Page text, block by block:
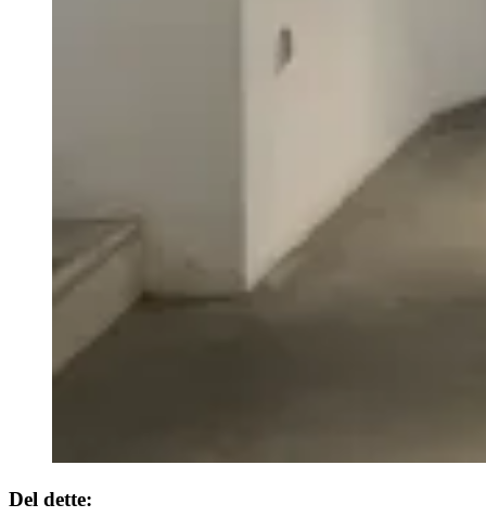
Del dette: